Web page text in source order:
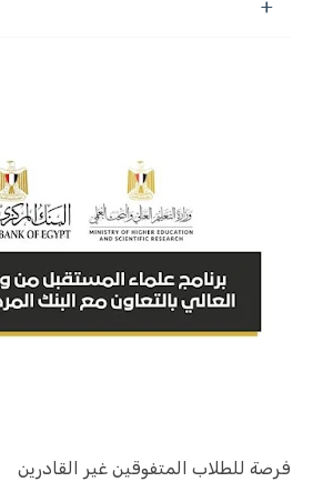
فرصة للطلاب المتفوقين غير القادرين